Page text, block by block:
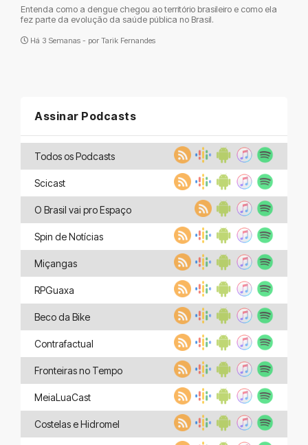
Entenda como a dengue chegou ao território brasileiro e como ela
fez parte da evolução da saúde pública no Brasil.
Há 3 Semanas - por Tarik Fernandes
Assinar Podcasts
Todos os Podcasts
Scicast
O Brasil vai pro Espaço
Spin de Notícias
Miçangas
RPGuaxa
Beco da Bike
Contrafactual
Fronteiras no Tempo
MeiaLuaCast
Costelas e Hidromel